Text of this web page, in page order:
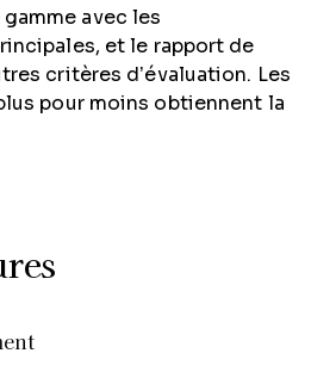
avec les
et le rapport de
critères d’évaluation. Les
pour moins obtiennent la